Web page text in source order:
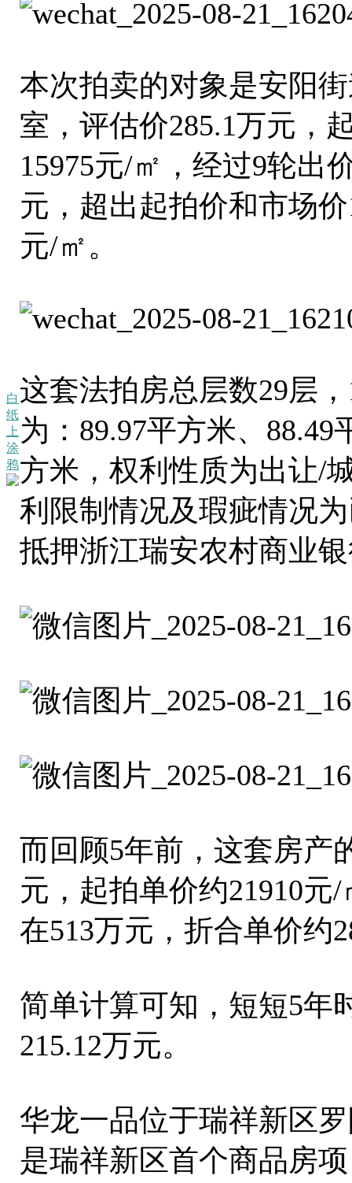
白
纸
上
涂
鸦
本次拍卖的对象是安阳
室，评估价285.1万元，
15975元/㎡，经过9轮出
元，超出起拍价和市场
元/㎡。
这套法拍房总层数29层
为：89.97平方米、
方米，权利性质为出让/
利限制情况及瑕疵情况
抵押浙江瑞安农村商业
而回顾5年前，这套房产
元，起拍单价约21910元
在513万元，折合单价约
简单计算可知，短短5年
215.12万元。
华龙一品位于瑞祥新区
是瑞祥新区首个商品房